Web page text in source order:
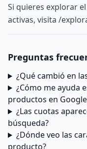
Si quieres explorar
activas, visita /
Preguntas
¿Qué cambió en
¿Cómo me ayuda
productos en
¿Las cuotas
búsqueda?
¿Dónde veo las
producto?